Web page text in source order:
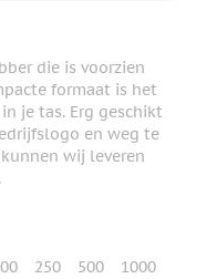
die is voorzien
formaat is het
je tas. Erg geschikt
en weg te
wij leveren
250 500 1000